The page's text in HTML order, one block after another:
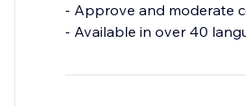
- Approve and moderate